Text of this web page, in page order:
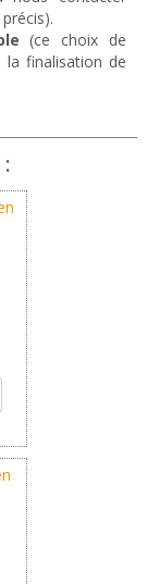
(ce choix de
finalisation de